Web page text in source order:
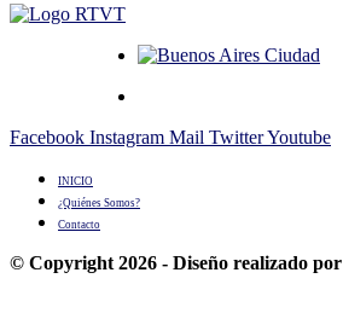
Facebook Instagram Mail TwitterYoutube
INICIO
¿Quiénes Somos?
Contacto
© Copyright 2026 - Diseño realizado por